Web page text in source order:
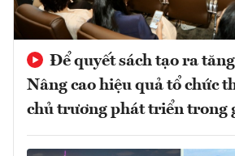
Để quyết sách tạo ra
Nâng cao hiệu quả tổ chức
chủ trương phát triển trong